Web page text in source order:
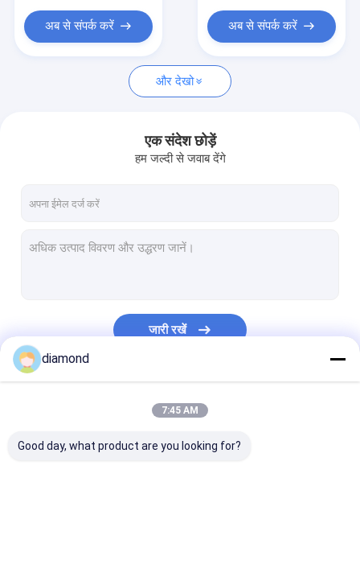
समाचार
एक उद्धरण का अनुरोध करें
सीएनसी स्टोन नक्काशी मशीन
कॉलम काटने की मशीन
स्टोन एज कटिंग मशीन
मार्बल डायमंड वायर सॉ
अब से संपर्क करें अब से संपर्क करें
और देखो
एक संदेश छोड़ें
हम जल्दी से जवाब देंगे
जारी रखें
diamond
7:45 AM
Good day, what product are you looking for?